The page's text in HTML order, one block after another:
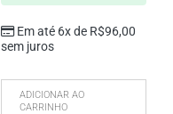
Em até 6x de R$96,00
sem juros
ADICIONAR AO
CARRINHO